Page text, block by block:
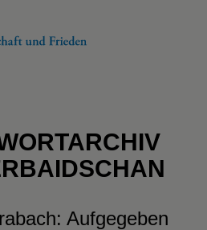
Aufgegeben